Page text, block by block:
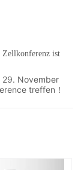
Zellkonferenz ist
29. November
treffen！